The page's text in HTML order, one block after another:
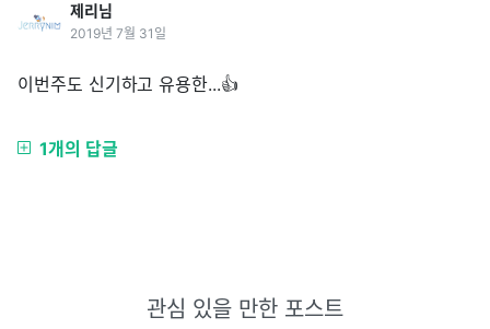
제리님
2019년 7월 31일
이번주도 신기하고 유용한...👍
1개의 답글
관심 있을 만한 포스트